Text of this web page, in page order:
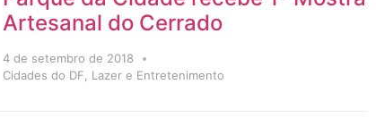
Artesanal do Cerrado
4 de setembro de 2018
Cidades do DF
Lazer e Entretenimento